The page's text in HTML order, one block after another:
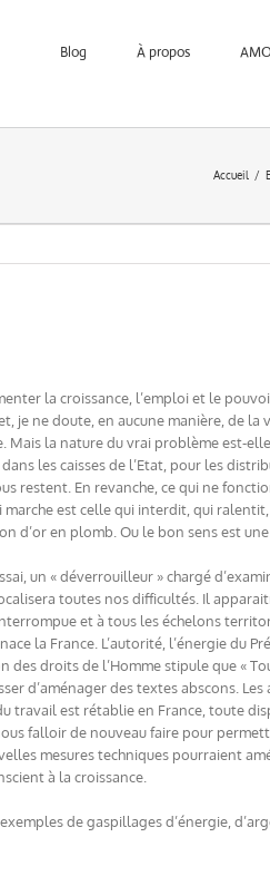
Blog À propos
Accueil
la croissance, l’emploi et le
je ne doute, en aucune manière, de
la nature du vrai problème est-
les caisses de l’Etat, pour les
En revanche, ce qui ne
est celle qui interdit, qui
d’or en plomb. Ou le bon sens est
un « déverrouilleur » chargé
toutes nos difficultés. Il
et à tous les échelons
la France. L’autorité, l’énergie du
droits de l’Homme stipule que «
d’aménager des textes abscons.
travail est rétablie en France, toute
falloir de nouveau faire pour
mesures techniques pourraient
à la croissance.
de gaspillages d’énergie,